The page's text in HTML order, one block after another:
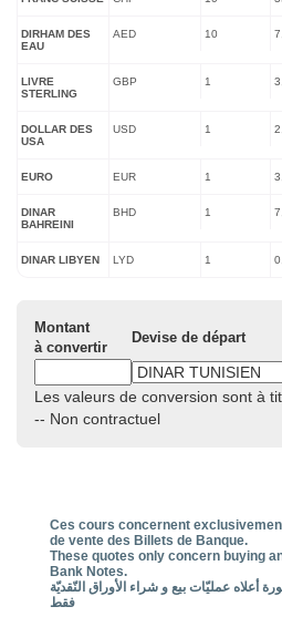
DIRHAM DES
EAU
AED 10
LIVRE
STERLING
GBP 1
DOLLAR DES
USA
USD 1
EURO EUR 1
DINAR
BAHREINI
BHD 1
DINAR LIBYEN LYD 1
Montant
à convertir
Devise de départ
Les valeurs de conversion sont à
-- Non contractuel
Ces cours concernent
de vente des Billets de Banque.
These quotes only concern buying
Bank Notes.
عمليّات بيع و شراء الأوراق النّقديّة
فقط